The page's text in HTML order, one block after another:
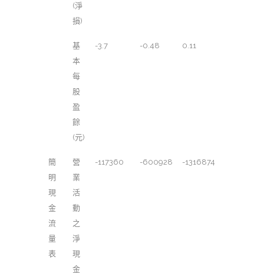
(淨
損)
基
本
每
股
盈
餘
(元)
-3.7 -0.48 0.11
簡
明
現
金
流
量
表
營
業
活
動
之
淨
現
金
-117360 -600928 -1316874